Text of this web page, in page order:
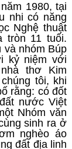
1980, tại
nhi có năng
Nghệ thuật
tròn 11 tuổi.
và nhóm Búp
kỷ niệm với
thơ Kim
tôi, khi
rằng: có đốt
nước Việt
Nhóm văn
sinh ra ở
nghèo áo
đất địa linh